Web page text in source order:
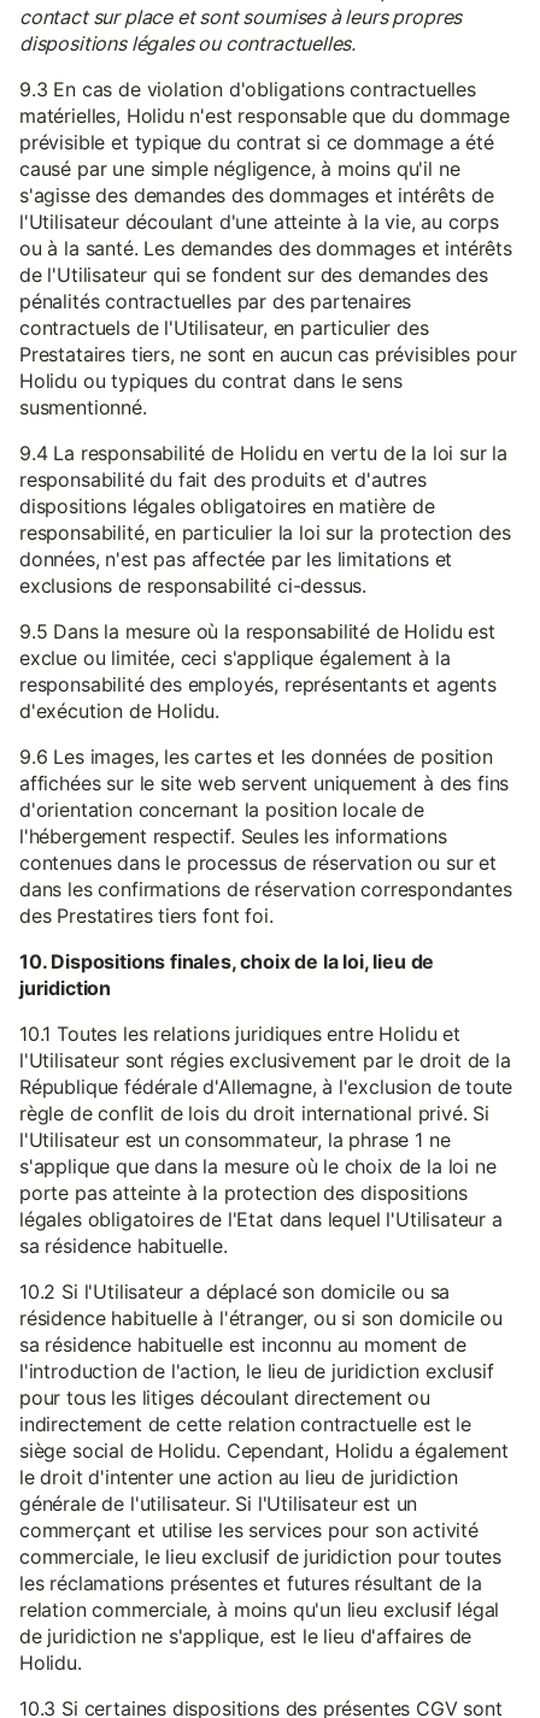
contact sur place et sont soumises à leurs propres
dispositions légales ou contractuelles.
9.3 En cas de violation d'obligations contractuelles
matérielles, Holidu n'est responsable que du dommage
prévisible et typique du contrat si ce dommage a été
causé par une simple négligence, à moins qu'il ne
s'agisse des demandes des dommages et intérêts de
l'Utilisateur découlant d'une atteinte à la vie, au corps
ou à la santé. Les demandes des dommages et intérêts
de l'Utilisateur qui se fondent sur des demandes des
pénalités contractuelles par des partenaires
contractuels de l'Utilisateur, en particulier des
Prestataires tiers, ne sont en aucun cas prévisibles pour
Holidu ou typiques du contrat dans le sens
susmentionné.
9.4 La responsabilité de Holidu en vertu de la loi sur la
responsabilité du fait des produits et d'autres
dispositions légales obligatoires en matière de
responsabilité, en particulier la loi sur la protection des
données, n'est pas affectée par les limitations et
exclusions de responsabilité ci-dessus.
9.5 Dans la mesure où la responsabilité de Holidu est
exclue ou limitée, ceci s'applique également à la
responsabilité des employés, représentants et agents
d'exécution de Holidu.
9.6 Les images, les cartes et les données de position
affichées sur le site web servent uniquement à des fins
d'orientation concernant la position locale de
l'hébergement respectif. Seules les informations
contenues dans le processus de réservation ou sur et
dans les confirmations de réservation correspondantes
des Prestatires tiers font foi.
10. Dispositions finales, choix de la loi, lieu de
juridiction
10.1 Toutes les relations juridiques entre Holidu et
l'Utilisateur sont régies exclusivement par le droit de la
République fédérale d'Allemagne, à l'exclusion de toute
règle de conflit de lois du droit international privé. Si
l'Utilisateur est un consommateur, la phrase 1 ne
s'applique que dans la mesure où le choix de la loi ne
porte pas atteinte à la protection des dispositions
légales obligatoires de l'Etat dans lequel l'Utilisateur a
sa résidence habituelle.
10.2 Si l'Utilisateur a déplacé son domicile ou sa
résidence habituelle à l'étranger, ou si son domicile ou
sa résidence habituelle est inconnu au moment de
l'introduction de l'action, le lieu de juridiction exclusif
pour tous les litiges découlant directement ou
indirectement de cette relation contractuelle est le
siège social de Holidu. Cependant, Holidu a également
le droit d'intenter une action au lieu de juridiction
générale de l'utilisateur. Si l'Utilisateur est un
commerçant et utilise les services pour son activité
commerciale, le lieu exclusif de juridiction pour toutes
les réclamations présentes et futures résultant de la
relation commerciale, à moins qu'un lieu exclusif légal
de juridiction ne s'applique, est le lieu d'affaires de
Holidu.
10.3 Si certaines dispositions des présentes CGV sont